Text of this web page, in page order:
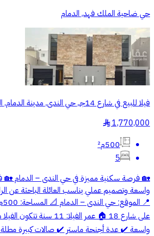
حي ضاحية الملك فهد, الدمام
فيلا للبيع في شارع 14جـ, حي الندى, مدينة الدمام, المنطقة الشرقية
1,770,000
§
500م²
5
🏡 فرصة سكنية مميزة في حي الندى – الدمام 🏡
واسعة وتصميم عملي يناسب العائلة الباحثة عن
على شارع 18 🏠 عمر الفيلا: 11
واسعة ✔️ عدة أجنحة ماستر ✔️ صالات كبيرة